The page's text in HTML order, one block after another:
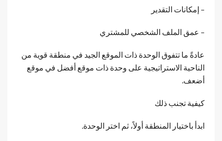
– إمكانات التقدير
– عمق الملف الشخصي للمشتري
عادةً ما تتفوق الوحدة ذات الموقع الجيد في منطقة قوية من
الناحية الاستراتيجية على وحدة ذات موقع أفضل في موقع
أضعف.
كيفية تجنب ذلك
ابدأ باختيار المنطقة أولاً، ثم اختر الوحدة.